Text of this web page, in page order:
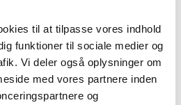
til at tilpasse vores indhold
funktioner til sociale medier og
Vi deler også oplysninger om
med vores partnere inden
og